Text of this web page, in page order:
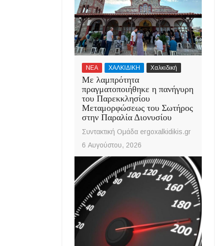
ΝΕΑ ΧΑΛΚΙΔΙΚΗ Χαλκιδική
Με λαμπρότητα
πραγματοποιήθηκε η πανήγυρη
του Παρεκκλησίου
Μεταμορφώσεως του Σωτήρος
στην Παραλία Διονυσίου
Συντακτική Ομάδα ergoxalkidikis.gr
6 Αυγούστου, 2026